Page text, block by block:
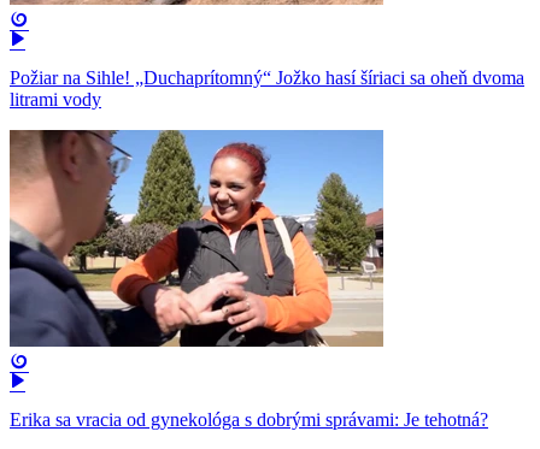
Požiar na Sihle! „Duchaprítomný“ Jožko hasí šíriaci sa oheň dvoma
litrami vody
Erika sa vracia od gynekológa s dobrými správami: Je tehotná?